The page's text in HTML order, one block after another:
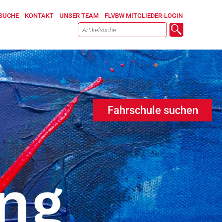
KONTAKT UNSER TEAM FLVBW MITGLIEDER-LOGIN
Fahrschule suchen